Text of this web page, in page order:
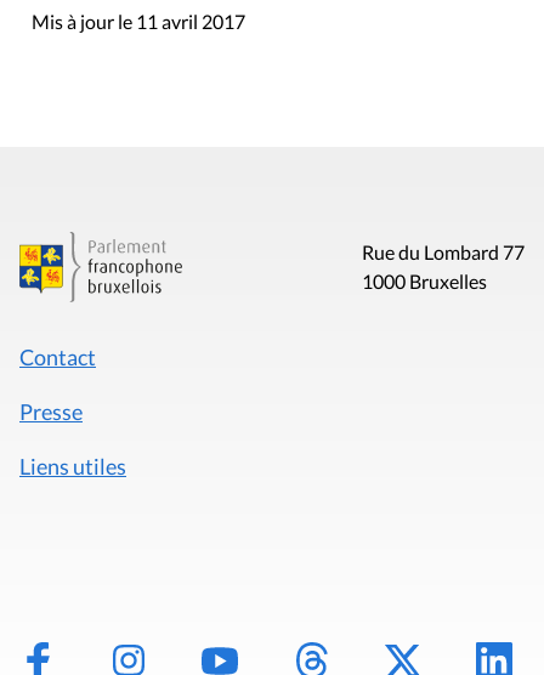
Mis à jour le 11 avril 2017
Rue du Lombard 77
1000 Bruxelles
Contact
Presse
Liens utiles